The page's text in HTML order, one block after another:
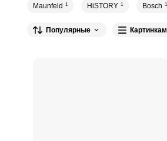
Maunfeld 1 HiSTORY 1 Bosch 1
Популярные